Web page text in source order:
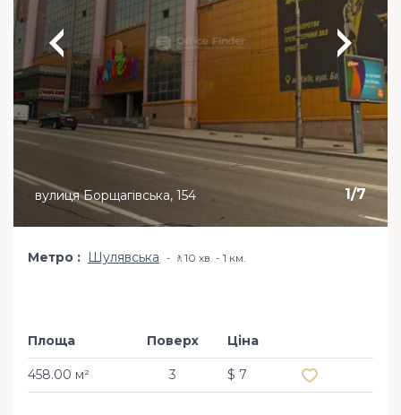
1/7
вулиця Борщагівська, 154
Метро Шулявська 🚶10 хв. - 1 км.
Площа
458.00 м²
Поверх
3
Ціна
$ 7